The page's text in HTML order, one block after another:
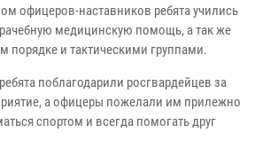
офицеров-наставников ребята учились
медицинскую помощь, а так же
порядке и тактическими группами.
поблагодарили росгвардейцев за
а офицеры пожелали им прилежно
спортом и всегда помогать друг